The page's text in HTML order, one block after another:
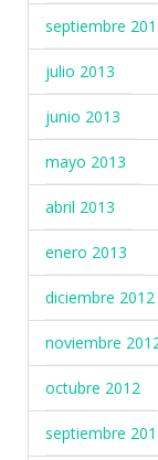
septiembre
julio 2013
junio 2013
mayo 2013
abril 2013
enero 2013
diciembre 2012
noviembre
octubre 2012
septiembre